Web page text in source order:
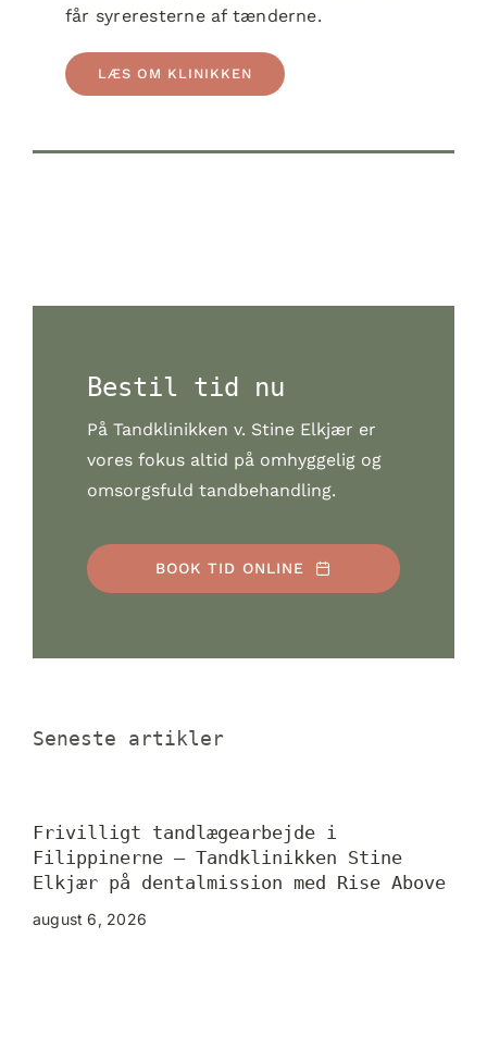
får syreresterne af tænderne.
LÆS OM KLINIKKEN
Bestil tid nu
På Tandklinikken v. Stine Elkjær er
vores fokus altid på omhyggelig og
omsorgsfuld tandbehandling.
BOOK TID ONLINE
Seneste artikler
Frivilligt tandlægearbejde i
Filippinerne – Tandklinikken Stine
Elkjær på dentalmission med Rise Above
august 6, 2026